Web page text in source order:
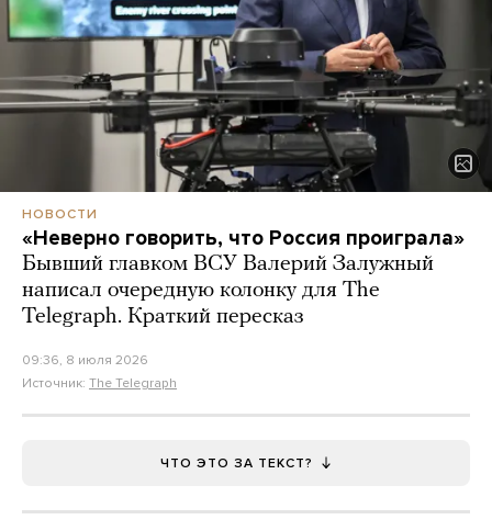
НОВОСТИ
«Неверно говорить, что Россия проиграла»
Бывший главком ВСУ Валерий Залужный
написал очередную колонку для The
Telegraph. Краткий пересказ
09:36, 8 июля 2026
Источник: The Telegraph
ЧТО ЭТО ЗА ТЕКСТ?